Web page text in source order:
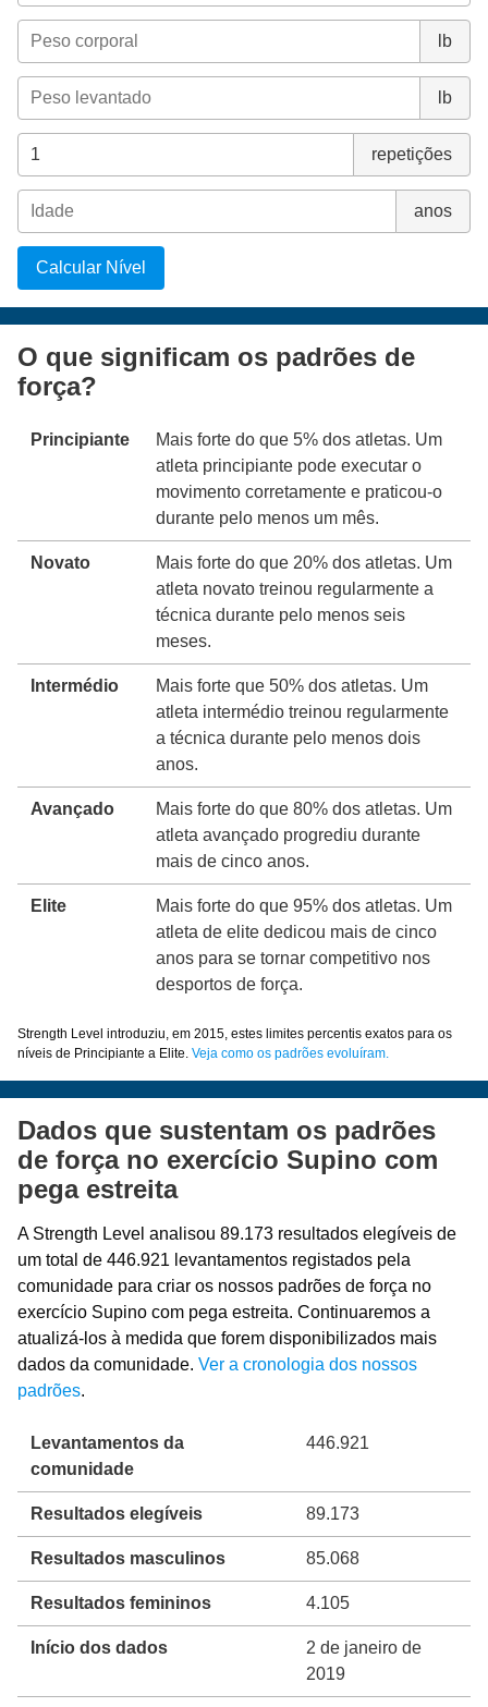
lb
lb
repetições
anos
Calcular Nível
O que significam os padrões de
força?
Principiante
Mais forte do que 5% dos atletas. Um
atleta principiante pode executar o
movimento corretamente e praticou-o
durante pelo menos um mês.
Novato
Mais forte do que 20% dos atletas. Um
atleta novato treinou regularmente a
técnica durante pelo menos seis
meses.
Intermédio
Mais forte que 50% dos atletas. Um
atleta intermédio treinou regularmente
a técnica durante pelo menos dois
anos.
Avançado
Mais forte do que 80% dos atletas. Um
atleta avançado progrediu durante
mais de cinco anos.
Elite
Mais forte do que 95% dos atletas. Um
atleta de elite dedicou mais de cinco
anos para se tornar competitivo nos
desportos de força.
Strength Level introduziu, em 2015, estes limites percentis exatos para os
níveis de Principiante a Elite. Veja como os padrões evoluíram.
Dados que sustentam os padrões
de força no exercício Supino com
pega estreita
A Strength Level analisou 89.173 resultados elegíveis de
um total de 446.921 levantamentos registados pela
comunidade para criar os nossos padrões de força no
exercício Supino com pega estreita. Continuaremos a
atualizá-los à medida que forem disponibilizados mais
dados da comunidade. Ver a cronologia dos nossos
padrões.
Levantamentos da
comunidade
446.921
Resultados elegíveis 89.173
Resultados masculinos 85.068
Resultados femininos 4.105
Início dos dados
2 de janeiro de
2019